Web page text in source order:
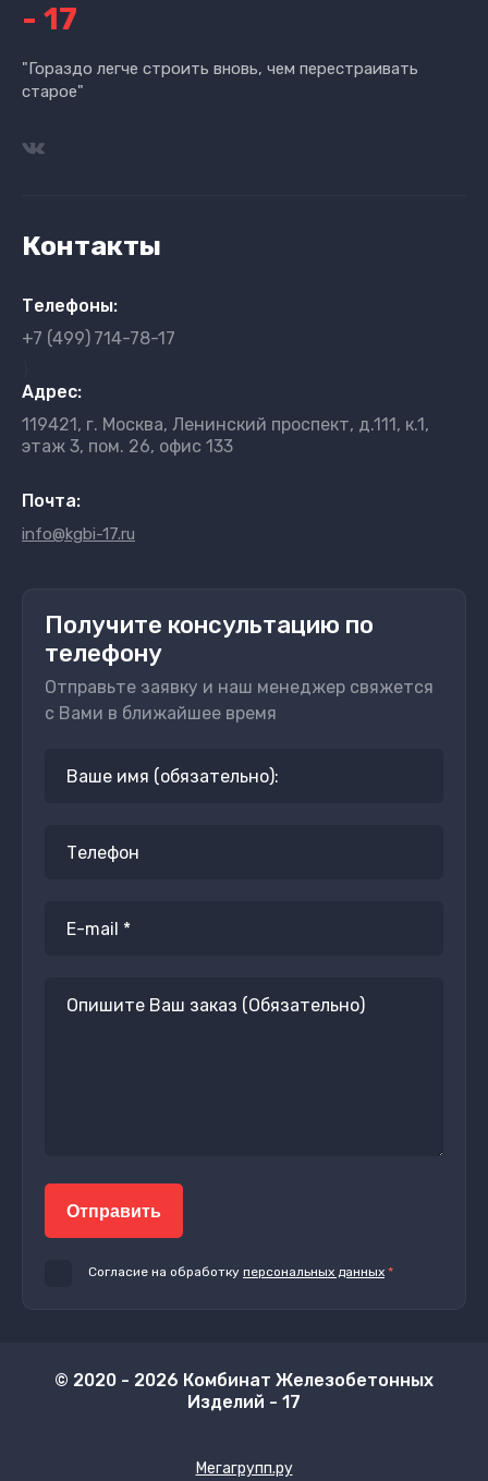
- 17
"Гораздо легче строить вновь, чем перестраивать
старое"
Контакты
Телефоны:
+7 (499) 714-78-17
Адрес:
119421, г. Москва, Ленинский проспект, д.111, к.1,
этаж 3, пом. 26, офис 133
Почта:
info@kgbi-17.ru
Получите консультацию по
телефону
Отправьте заявку и наш менеджер свяжется
с Вами в ближайшее время
Согласие на обработку персональных данных *
Отправить
© 2020 - 2026 Комбинат Железобетонных
Изделий - 17
Мегагрупп.ру